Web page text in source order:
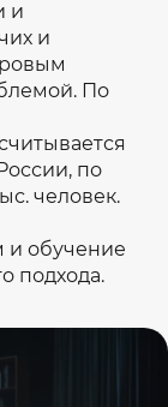
и
и
По
по
человек.
и обучение
подхода.